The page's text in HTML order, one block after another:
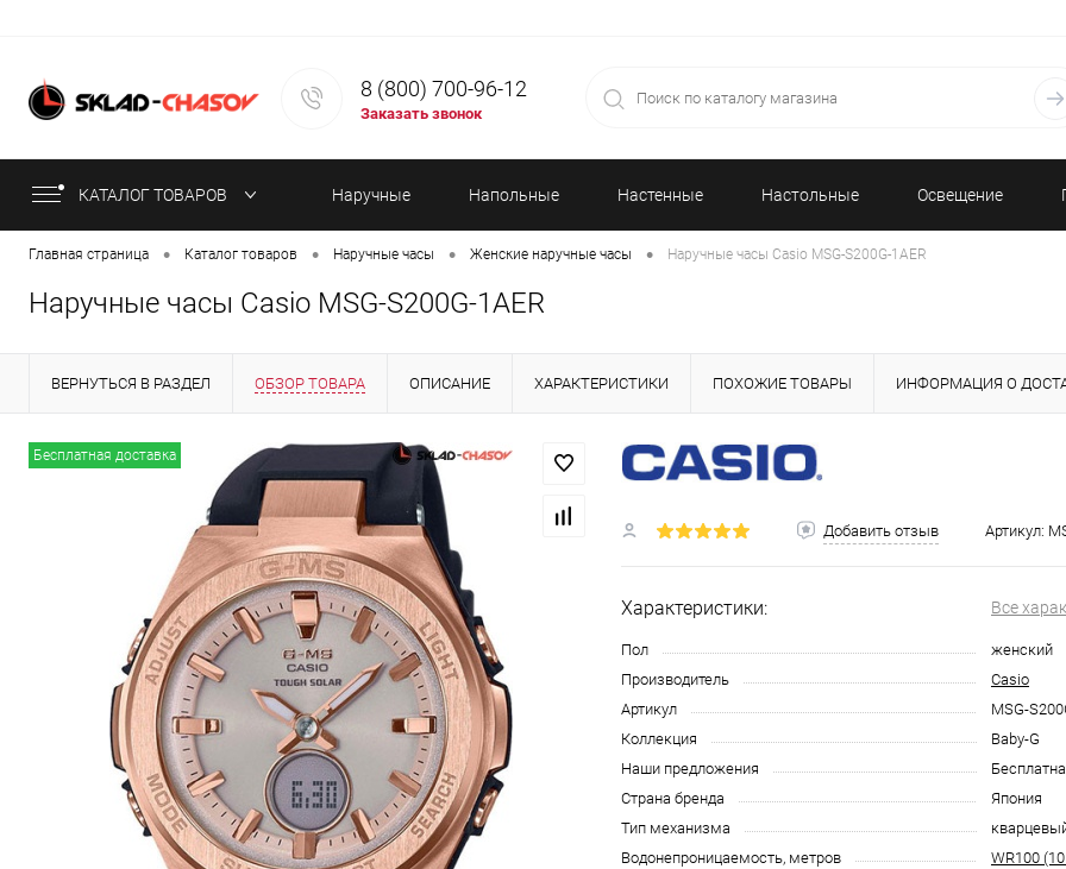
8 (800) 700-96-12
Заказать звонок
КАТАЛОГ ТОВАРОВ Наручные
часы
Напольные Настенные Настольные Освещение
Главная страница • Каталог товаров • Наручные часы • Женские наручные часы • Наручные часы Casio MSG-S200G-1AER
Наручные часы Casio MSG-S200G-1AER
ВЕРНУТЬСЯ В РАЗДЕЛ ОБЗОР ТОВАРА ОПИСАНИЕ ХАРАКТЕРИСТИКИ ПОХОЖИЕ ТОВАРЫ ИНФОРМАЦИЯ О
ИНФОРМАЦИЯ ОБ ОПЛАТЕ СТАТЬИ
Бесплатная доставка
Добавить отзыв Артикул:
Характеристики: Все
Пол
женский
Производитель
Casio
Артикул
MSG-
Коллекция
Baby-G
Наши предложения
Страна бренда
Япония
Тип механизма
Водонепроницаемость, метров
WR100